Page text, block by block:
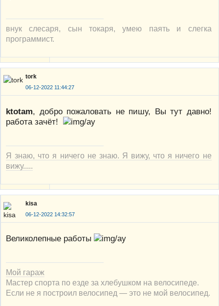
внук слесаря, сын токаря, умею паять и слегка
программист.
tork
06-12-2022 11:44:27
ktotam, добро пожаловать не пишу, Вы тут давно!
работа зачёт!
Я знаю, что я ничего не знаю. Я вижу, что я ничего не
вижу.....
kisa
06-12-2022 14:32:57
Великолепные работы
Мой гараж
Мастер спорта по езде за хлебушком на велосипеде.
Если не я построил велосипед — это не мой велосипед.